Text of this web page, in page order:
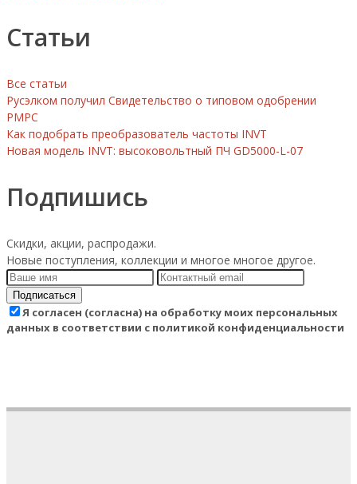
Статьи
Все статьи
Русэлком получил Свидетельство о типовом одобрении
РМРС
Как подобрать преобразователь частоты INVT
Новая модель INVT: высоковольтный ПЧ GD5000-L-07
Подпишись
Скидки, акции, распродажи.
Новые поступления, коллекции и многое многое другое.
Подписаться
Я согласен (согласна) на обработку моих персональных
данных в соответствии с политикой конфиденциальности